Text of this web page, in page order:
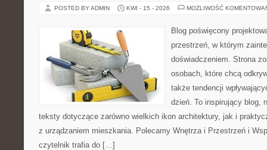
POSTED BY ADMIN KWI - 15 - 2026 MOŻLIWOŚĆ
Blog poświęcony
przestrzeń, w którym
doświadczeniem. Strona
osobach, które chcą
także tendencji
dzień. To inspirujący blog,
teksty dotyczące zarówno wielkich ikon architektury, jak i
z urządzaniem mieszkania. Polecamy Wnętrza i Przestrzeń i
czytelnik trafia do […]